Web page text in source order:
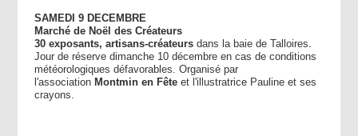
SAMEDI 9 DECEMBRE
Marché de Noël des Créateurs
30 exposants, artisans-créateursdans la baie de Talloires.
Jour de réserve dimanche 10 décembre en cas de conditions
météorologiques défavorables. Organisé par
l'association Montmin en Fêteet l'illustratrice Pauline et ses
crayons.